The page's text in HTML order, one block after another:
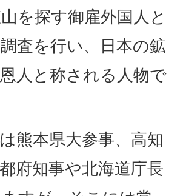
を探す御雇外国人と
査を行い、日本の鉱
人と称される人物で
熊本県大参事、高知
府知事や北海道庁長